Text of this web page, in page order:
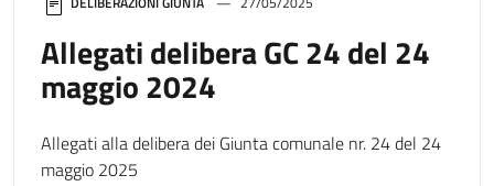
Allegati delibera GC 24 del 24
maggio 2024
Allegati alla delibera dei Giunta comunale nr. 24 del 24
maggio 2025